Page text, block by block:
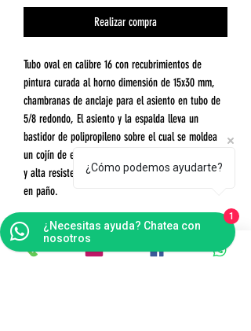
Realizar compra
Tubo oval en calibre 16 con recubrimientos de
pintura curada al horno dimensión de 15x30 mm,
chambranas de anclaje para el asiento en tubo de
5/8 redondo, El asiento y la espalda lleva un
bastidor de polipropileno sobre el cual se moldea
un cojín de espuma de poliuretano de alta densidad
y alta resistencia (densidad 30 Kg./mt3, ), tapizado
en paño.
¿Cómo podemos ayudarte?
¿Necesitas ayuda? Chatea con
nosotros
1